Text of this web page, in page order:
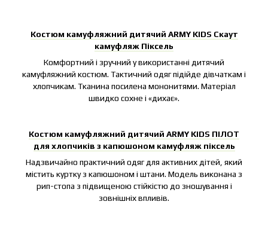
Костюм камуфляжний дитячий ARMY KIDS Скаут
камуфляж Піксель
Комфортний і зручний у використанні дитячий
камуфляжний костюм. Тактичний одяг підійде дівчаткам і
хлопчикам. Тканина посилена мононитями. Матеріал
швидко сохне і «дихає».
Костюм камуфляжний дитячий ARMY KIDS ПІЛОТ
для хлопчиків з капюшоном камуфляж піксель
Надзвичайно практичний одяг для активних дітей, який
містить куртку з капюшоном і штани. Модель виконана з
рип-стопа з підвищеною стійкістю до зношування і
зовнішніх впливів.